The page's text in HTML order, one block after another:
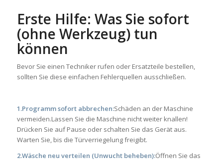
Erste Hilfe: Was Sie sofort
(ohne Werkzeug) tun
können
Bevor Sie einen Techniker rufen oder Ersatzteile bestellen,
sollten Sie diese einfachen Fehlerquellen ausschließen.
1.Programm sofort abbrechen:Schäden an der Maschine
vermeiden.Lassen Sie die Maschine nicht weiter knallen!
Drücken Sie auf Pause oder schalten Sie das Gerät aus.
Warten Sie, bis die Türverriegelung freigibt.
2.Wäsche neu verteilen (Unwucht beheben):Öffnen Sie das